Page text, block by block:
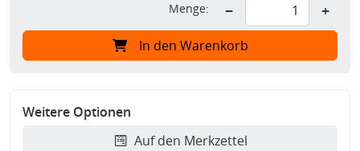
Menge: − +
In den Warenkorb
Weitere Optionen
Auf den Merkzettel